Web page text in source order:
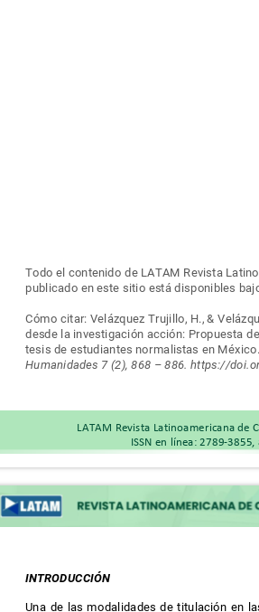
Todo el contenido de LATAM Revista
publicado en este sitio está disponibles
Cómo citar: Velázquez Trujillo, H., &
desde la investigación acción: Propuesta
tesis de estudiantes normalistas en
Humanidades 7 (2), 868 –886. https://
LATAM Revista Latinoamericana de
ISSN en línea: 2789-
INTRODUCCIÓN
Una de las modalidades de titulación en